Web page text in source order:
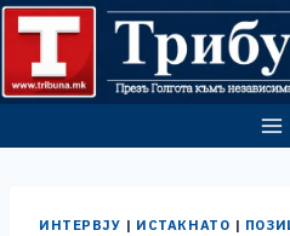
Skip
content
ИНТЕРВЈУ | ИСТАКНАТО |